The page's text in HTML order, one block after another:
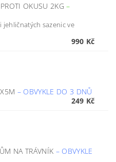
PROTI OKUSU 2KG–
sazenic ve
990 Kč
– OBVYKLE DO 3 DNŮ
249 Kč
NA TRÁVNÍK – OBVYKLE